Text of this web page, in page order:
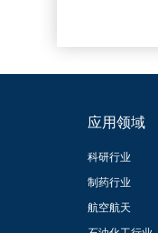
应用领域
科研行业
制药行业
航空航天